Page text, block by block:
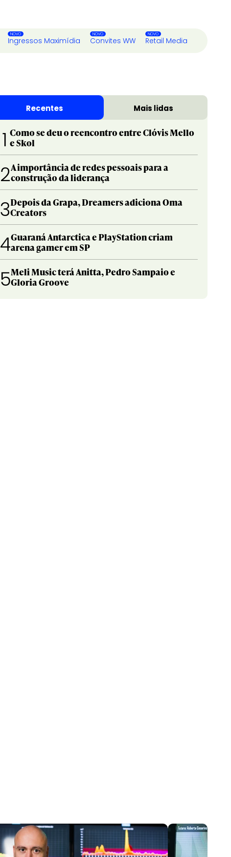
Ingressos Maximídia Convites WW Retail Media
Recentes Mais lidas
1 Como se deu o reencontro entre Clóvis Mello
e Skol
2A importância de redes pessoais para a
construção da liderança
3Depois da Grapa, Dreamers adiciona Oma
Creators
4Guaraná Antarctica e PlayStation criam
arena gamer em SP
5Meli Music terá Anitta, Pedro Sampaio e
Gloria Groove